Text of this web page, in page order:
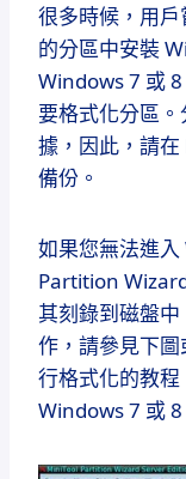
很多時候，用
的分區中安裝
Windows 7 或
要格式化分區。
據，因此，請
備份。
如果您無法進
Partition
其刻錄到磁盤中
作，請參見下
行格式化的教程
Windows 7 或 8